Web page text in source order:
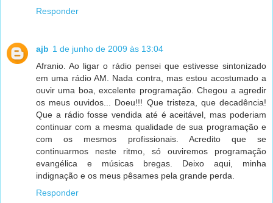
Responder
ajb 1 de junho de 2009 às 13:04
Afranio. Ao ligar o rádio pensei que estivesse sintonizado
em uma rádio AM. Nada contra, mas estou acostumado a
ouvir uma boa, excelente programação. Chegou a agredir
os meus ouvidos... Doeu!!! Que tristeza, que decadência!
Que a rádio fosse vendida até é aceitável, mas poderiam
continuar com a mesma qualidade de sua programação e
com os mesmos profissionais. Acredito que se
continuarmos neste ritmo, só ouviremos programação
evangélica e músicas bregas. Deixo aqui, minha
indignação e os meus pêsames pela grande perda.
Responder